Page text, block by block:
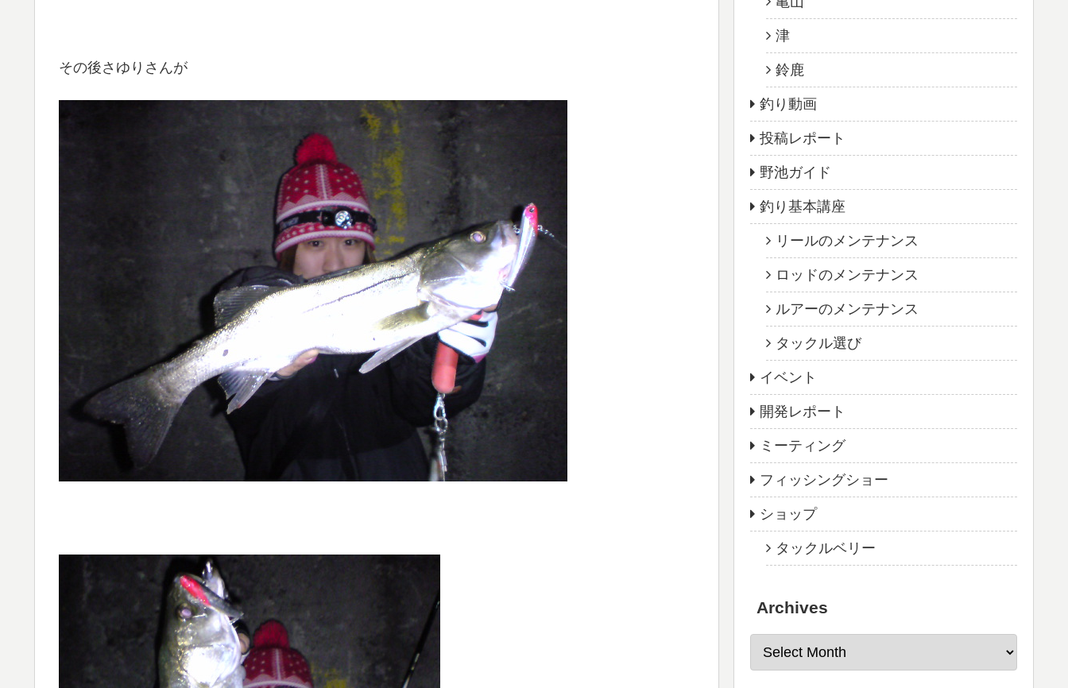
その後さゆりさんが
津
鈴鹿
釣り動画
投稿レポート
野池ガイド
釣り基本講座
リールのメンテナンス
ロッドのメンテナンス
ルアーのメンテナンス
タックル選び
イベント
開発レポート
ミーティング
フィッシングショー
ショップ
タックルベリー
Archives